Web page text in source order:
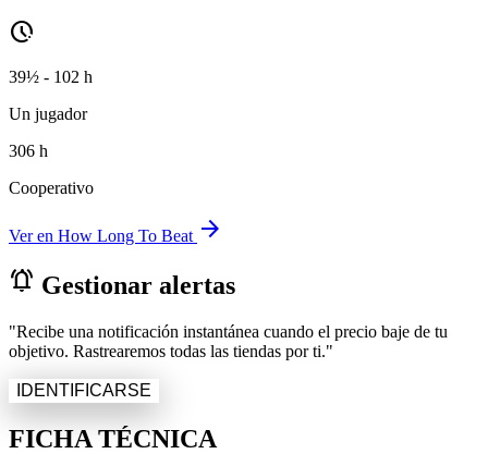
pace
39½ - 102 h
Un jugador
306 h
Cooperativo
Ver en How Long To Beat arrow_forward
notifications_active Gestionar alertas
"Recibe una notificación instantánea cuando el precio baje de tu
objetivo. Rastrearemos todas las tiendas por ti."
IDENTIFICARSE
FICHA TÉCNICA